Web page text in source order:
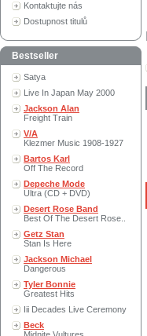
Kontaktujte nás
Dostupnost titulů
Bestseller
Satya
Live In Japan May 2000
Jackson Alan
Freight Train
V/A
Klezmer Music 1908-1927
Bartos Karl
Off The Record
Depeche Mode
Ultra (CD + DVD)
Desert Rose Band
Best Of The Desert Rose..
Getz Stan
Stan Is Here
Jackson Michael
Dangerous
Tyler Bonnie
Greatest Hits
Iii Decades Live Ceremony
Beck